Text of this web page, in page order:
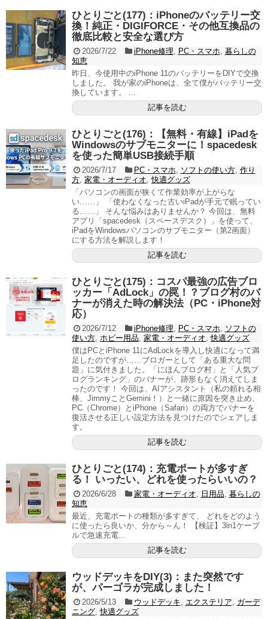
ひとりごと(177)：iPhoneのバッテリー交
換！純正・DIGIFORCE・その他互換品の
徹底比較と安全な選び方
2026/7/22 iPhone修理, PC・スマホ, 暮らしの
知恵
昨日、今使用中のiPhone 11のバッテリーをDIYで交換
しました。 我が家のiPhoneは、全て僕がバッテリー交
換しています。 ...
記事を読む
ひとりごと(176)：【無料・有線】iPadを
Windowsのサブモニターに！spacedesk
を使った簡単USB接続手順
2026/7/17 PC・スマホ, ソフトの使い方, 作り
方, 家電・オーディオ,快適グッズ
「パソコンの画面が狭くて作業効率が上がらな
い……」 「使わなくなった古いiPadが手元で眠ってい
る……」 そんな悩みはありませんか？ 今回は、無料
アプリ「spacedesk（スペースデスク）」を使って、
iPadをWindowsパソコンのサブモニター（第2画面）
にする方法を解説します！
記事を読む
ひとりごと(175)：コスパ最強の広告ブロ
ッカー「AdLock」の罠！？ブログ村のバ
ナーが消えた時の解決法（PC・iPhone対
応）
2026/7/12 iPhone修理, PC・スマホ, ソフトの
使い方, ホビー用品, 家電・オーディオ,快適グッズ
僕はPCとiPhone 11にAdLockを導入し快適になって満
足したのですが……ブロガーとして「ある重大な問
題」に気付きました。「にほんブログ村」と「人気ブ
ログランキング」のバナーが、跡形もなく消えてしま
ったのです！ 今回は、AIアシスタント（私の頼れる相
棒、JimmyことGemini！）と一緒に原因を突き止め、
PC（Chrome）とiPhone（Safari）の両方でバナーを
復活させる正しい設定方法を見つけたのでシェアしま
す。
記事を読む
ひとりごと(174)：充電ポートが多すぎ
る！ いったい、どれを使ったらいいの？
2026/6/28 家電・オーディオ, 日用品, 暮らしの
知恵
最近、充電ポートの種類が多すぎて、 どれをどのよう
に使ったら良いか、分から～ん！ 【検証】3in1ケーブ
ルで急速充電...
記事を読む
ウッドデッキをDIY(3)：また突然です
が、パーゴラが完成しました！
2026/5/13 ウッドデッキ, エクステリア, ガーデ
ニング,快適グッズ